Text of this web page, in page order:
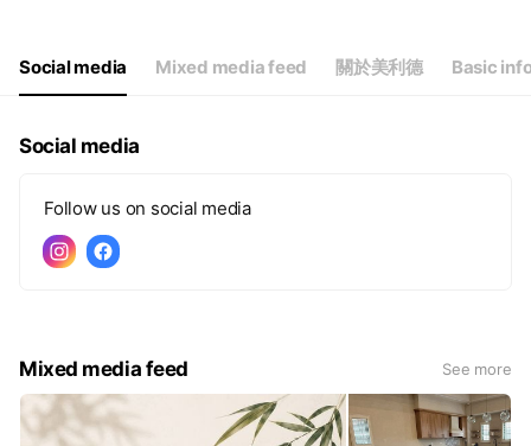
08:30 - 17:00
週一-週五/8:30-17:30 周日店休
Social media Mixed media feed 關於美利德 Basic
Social media
Follow us on social media
Mixed media feed See more